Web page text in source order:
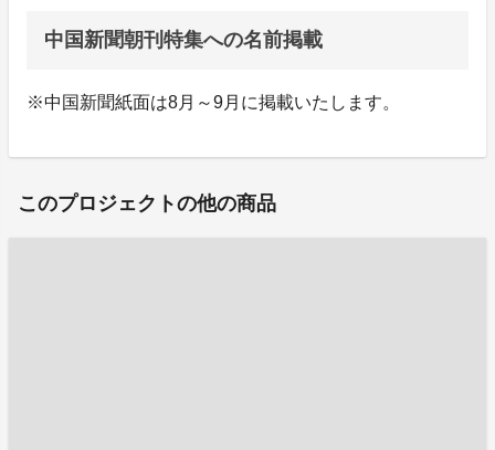
中国新聞朝刊特集への名前掲載
※中国新聞紙面は8月～9月に掲載いたします。
このプロジェクトの他の商品